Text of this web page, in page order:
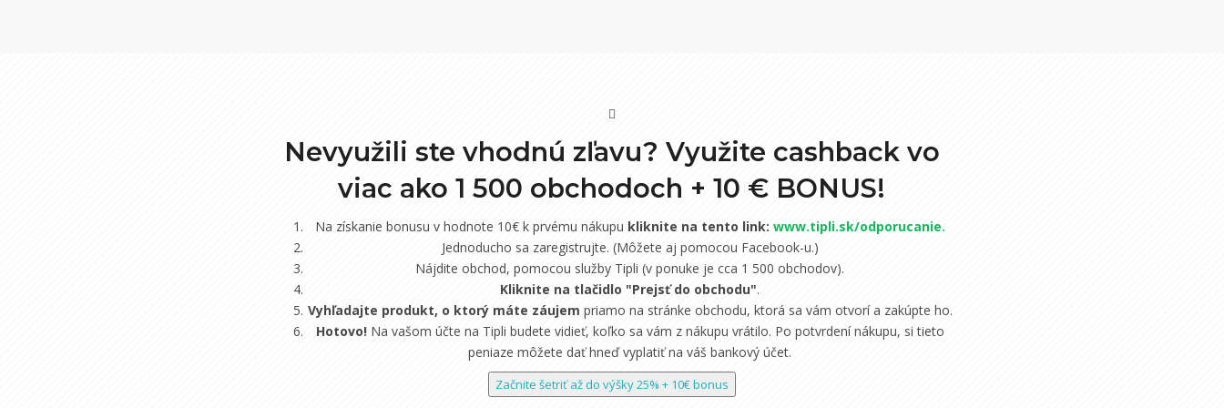
Nevyužili ste vhodnú zľavu? Využite cashback vo
viac ako 1 500 obchodoch +10 € BONUS!
Na získanie bonusu v hodnote 10€ k prvému nákupu kliknite na tento link: www.tipli.sk/odporucanie.
Jednoducho sa zaregistrujte. (Môžete aj pomocou Facebook-u.)
Nájdite obchod, pomocou služby Tipli (v ponuke je cca 1 500 obchodov).
Kliknite na tlačidlo "Prejsť do obchodu".
Vyhľadajte produkt, o ktorý máte záujem priamo na stránke obchodu, ktorá sa vám otvorí a zakúpte ho.
Hotovo!Na vašom účte na Tipli budete vidieť, koľko sa vám z nákupu vrátilo. Po potvrdení nákupu, si tieto
peniaze môžete dať hneď vyplatiť na váš bankový účet.
Začnite šetriť až do výšky 25% + 10€ bonus